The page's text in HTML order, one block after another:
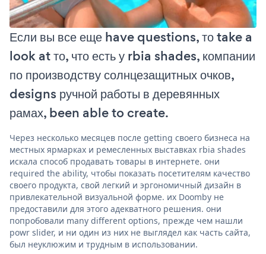
Если вы все еще have questions, то take a
look at то, что есть у rbia shades, компании
по производству солнцезащитных очков,
designs ручной работы в деревянных
рамах, been able to create.
Через несколько месяцев после getting своего бизнеса на
местных ярмарках и ремесленных выставках rbia shades
искала способ продавать товары в интернете. они
required the ability, чтобы показать посетителям качество
своего продукта, свой легкий и эргономичный дизайн в
привлекательной визуальной форме. их Doomby не
предоставили для этого адекватного решения. они
попробовали many different options, прежде чем нашли
powr slider, и ни один из них не выглядел как часть сайта,
был неуклюжим и трудным в использовании.